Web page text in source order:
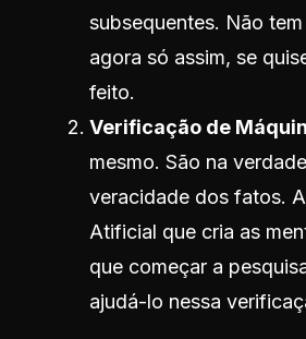
subsequentes. Não
agora só assim, se
feito.
Verificação de
mesmo. São na
veracidade dos fatos.
Atificial que cria as
que começar a
ajudá-lo nessa